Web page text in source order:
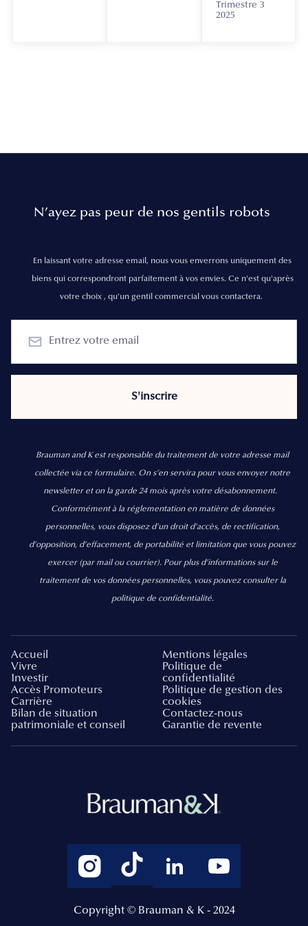
Trimestre 3
2025
N’ayez pas peur de nos gentils robots
En laissant votre adresse email, nous vous enverrons uniquement des
biens qui correspondront parfaitement à vos envies. Ce n'est qu'après
votre choix , qu'un gentil commercial vous contactera.
Brauman and K est responsable du traitement de votre adresse mail
collectée via ce formulaire. On s’en servira pour vous envoyer notre
newsletter et on la garde 24 mois après votre désabonnement.
Conformément à la réglementation en matière de données
personnelles, vous disposez d'un droit d'accès, de rectification,
d’opposition, d’effacement, de portabilité et limitation que vous pouvez
exercer (par mail ou courrier). Pour plus d’informations sur le
traitement de vos données personnelles, vous pouvez consulter la
politique de confidentialité.
Accueil
Vivre
Investir
Accès Promoteurs
Carrière
Bilan de situation
patrimoniale et conseil
Mentions légales
Politique de
confidentialité
Politique de gestion des
cookies
Contactez-nous
Garantie de revente
Copyright © Brauman & K - 2024